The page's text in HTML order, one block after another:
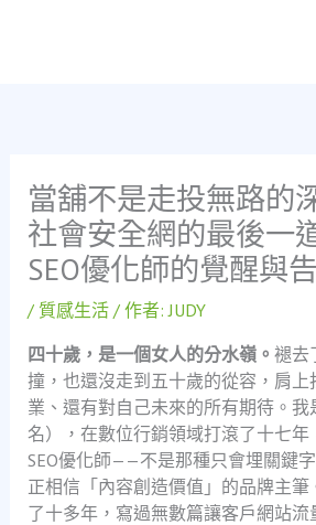
當舖不是走投無路的
社會安全網的最後一
SEO優化師的覺醒與
/ 質感生活/ 作者:JUDY
四十歲，是一個女人的分水嶺。 褪去
撞，也還沒走到五十歲的從容，肩上
業、還有對自己未來的所有期待。我
名），在數位行銷領域打滾了十七年
SEO優化師——不是那種只會埋關鍵
正相信「內容創造價值」的品牌主
了十多年，寫過無數篇讓客戶網站流